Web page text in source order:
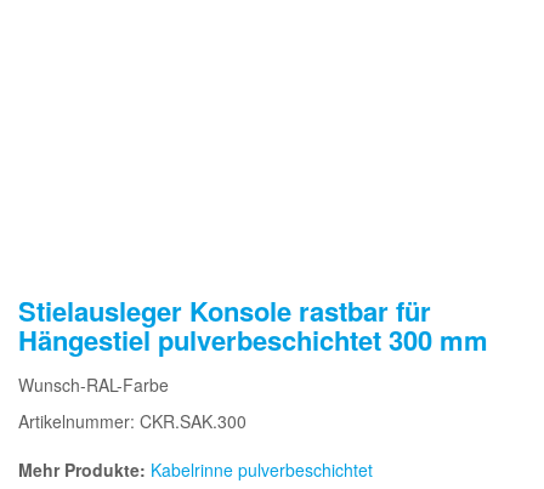
Stielausleger Konsole rastbar für
Hängestiel pulverbeschichtet 300 mm
Wunsch-RAL-Farbe
Artikelnummer: CKR.SAK.300
Mehr Produkte: Kabelrinne pulverbeschichtet